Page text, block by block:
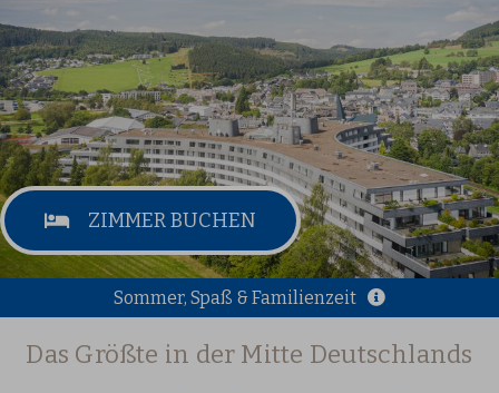
ZIMMER BUCHEN
Sommer, Spaß & Familienzeit
Das Größte in der Mitte Deutschlands